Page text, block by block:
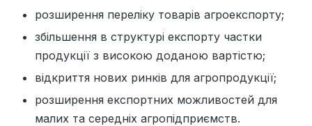
розширення переліку товарів агроекспорту;
збільшення в структурі експорту частки
продукції з високою доданою вартістю;
відкриття нових ринків для агропродукції;
розширення експортних можливостей для
малих та середніх агропідприємств.